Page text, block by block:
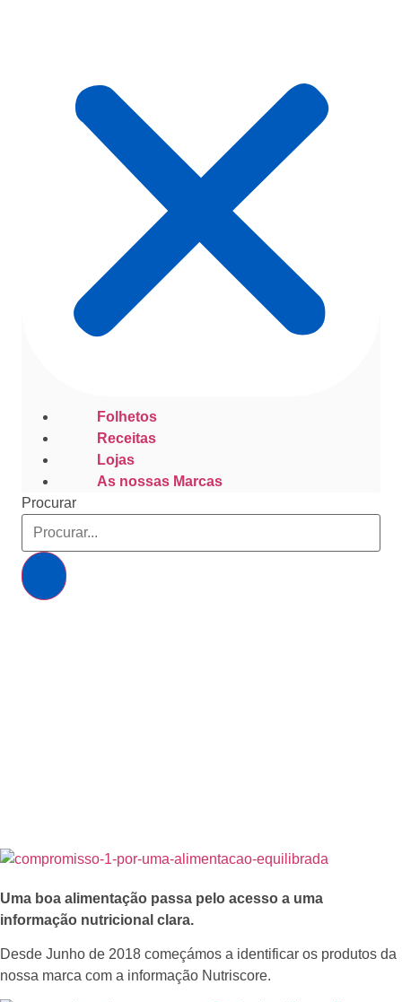
Folhetos
Receitas
Lojas
As nossas Marcas
Procurar
Uma boa alimentação passa pelo acesso a uma
informação nutricional clara.
Desde Junho de 2018 começámos a identificar os produtos da
nossa marca com a informação Nutriscore.